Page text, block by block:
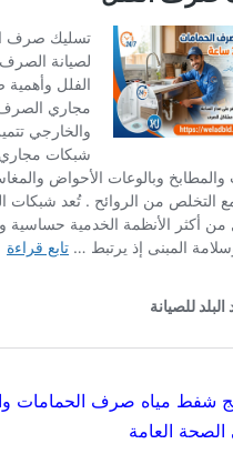
شفط مياه صرف الحمامات
العامة